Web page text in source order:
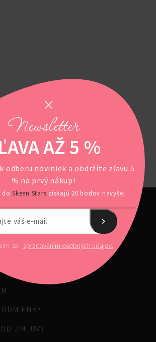
ZMLUVY
Newsletter
AŽ 5 %
odberu noviniek a obdržíte zľavu 5
% na prvý nákup!
do Skeen Stars získajú 20 bodov navyše.
so spracovaním osobných údajov.